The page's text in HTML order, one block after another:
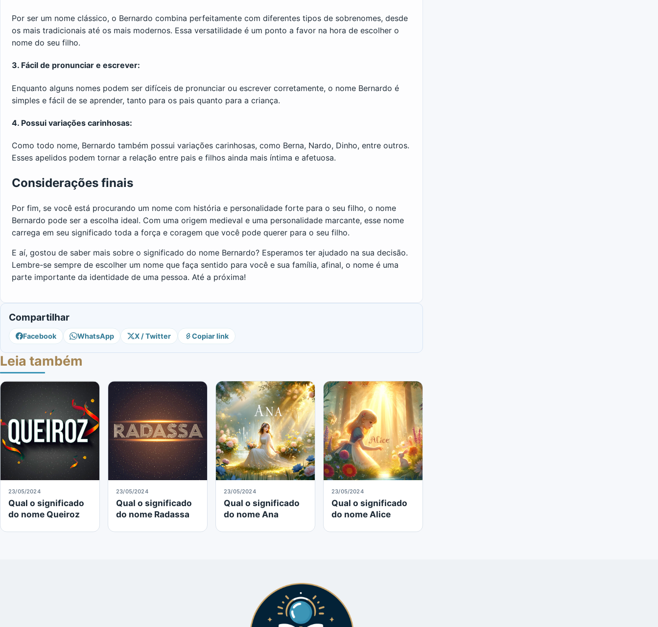
Por ser um nome clássico, o Bernardo combina perfeitamente com diferentes tipos de sobrenomes, desde
os mais tradicionais até os mais modernos. Essa versatilidade é um ponto a favor na hora de escolher o
nome do seu filho.
3. Fácil de pronunciar e escrever:
Enquanto alguns nomes podem ser difíceis de pronunciar ou escrever corretamente, o nome Bernardo é
simples e fácil de se aprender, tanto para os pais quanto para a criança.
4. Possui variações carinhosas:
Como todo nome, Bernardo também possui variações carinhosas, como Berna, Nardo, Dinho, entre outros.
Esses apelidos podem tornar a relação entre pais e filhos ainda mais íntima e afetuosa.
Considerações finais
Por fim, se você está procurando um nome com história e personalidade forte para o seu filho, o nome
Bernardo pode ser a escolha ideal. Com uma origem medieval e uma personalidade marcante, esse nome
carrega em seu significado toda a força e coragem que você pode querer para o seu filho.
E aí, gostou de saber mais sobre o significado do nome Bernardo? Esperamos ter ajudado na sua decisão.
Lembre-se sempre de escolher um nome que faça sentido para você e sua família, afinal, o nome é uma
parte importante da identidade de uma pessoa. Até a próxima!
Compartilhar
Facebook WhatsApp X / Twitter Copiar link
Leia também
23/05/2024
Qual o significado
do nome Queiroz
23/05/2024
Qual o significado
do nome Radassa
23/05/2024
Qual o significado
do nome Ana
23/05/2024
Qual o significado
do nome Alice